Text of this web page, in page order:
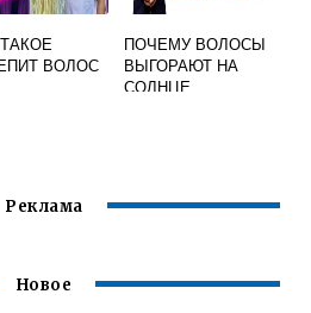
ВОЛОС
ПОЧЕМУ ВОЛОСЫ
ВЫГОРАЮТ НА
СОЛНЦЕ
Реклама
Новое